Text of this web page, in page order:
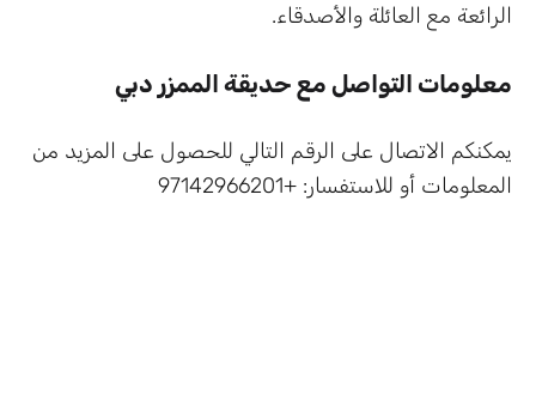
الرائعة مع العائلة والأصدقاء.
معلومات التواصل مع حديقة الممزر دبي
يمكنكم الاتصال على الرقم التالي للحصول على المزيد من
المعلومات أو للاستفسار: +97142966201